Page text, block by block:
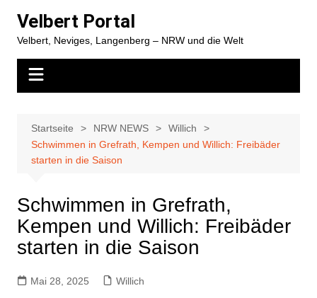
Inhalt
springen
Velbert Portal
Velbert, Neviges, Langenberg – NRW und die Welt
Startseite NRW NEWS
Willich
Schwimmen in Grefrath, Kempen und Willich: Freibäder
starten in die Saison
Schwimmen in Grefrath,
Kempen und Willich: Freibäder
starten in die Saison
Mai 28, 2025 Willich